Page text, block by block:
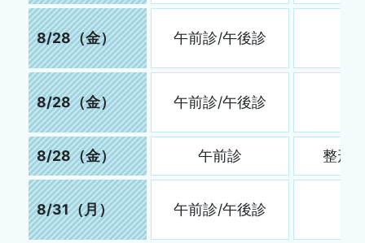
8/28（金） 午前診/午後診
8/28（金） 午前診/午後診
8/28（金） 午前診 整形
8/31（月） 午前診/午後診